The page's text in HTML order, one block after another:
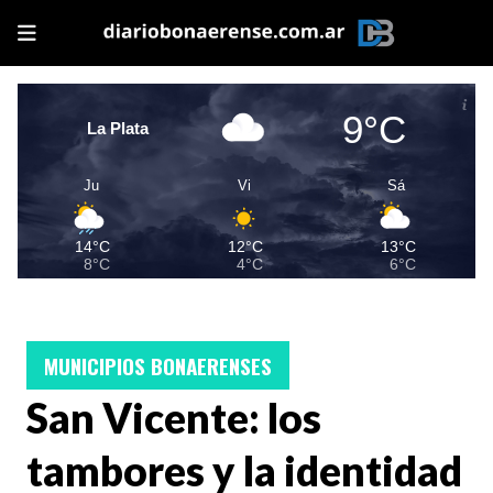
La Plata 9°C
Ju
14°C
8°C
Vi
12°C
4°C
Sá
13°C
6°C
San Vicente: los
tambores y la identidad
MUNICIPIOS BONAERENSES